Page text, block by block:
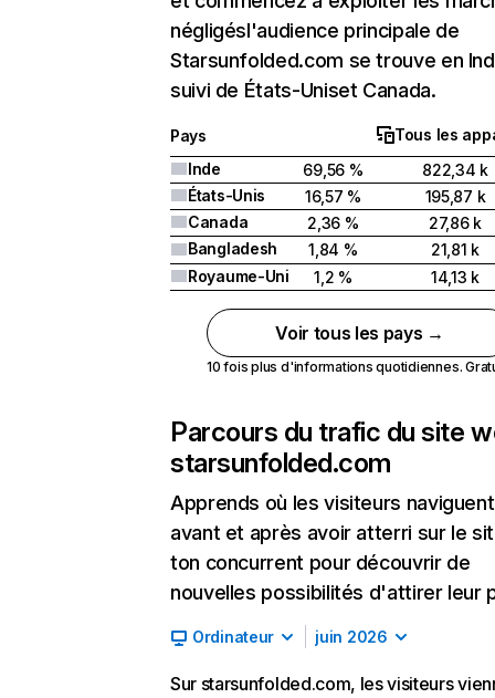
négligésl'audience principale de
Starsunfolded.com se trouve en
suivi de États-Uniset Canada.
Pays
Tous les
Inde
69,56 %
822,34 k
États-Unis
16,57 %
195,87 k
Canada
2,36 %
27,86 k
Bangladesh
1,84 %
21,81 k
Royaume-Uni
1,2 % 14,13 k
Voir tous les pays →
10 fois plus d'informations quotidiennes.
Parcours du trafic du site
starsunfolded.com
Apprends où les visiteurs naviguent
avant et après avoir atterri sur le
ton concurrent pour découvrir de
nouvelles possibilités d'attirer leur
Ordinateur juin 2026
Sur starsunfolded.com, les visiteurs